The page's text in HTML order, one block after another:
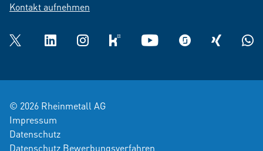
Kontakt aufnehmen
Twitter LinkedInInstagramkununu YouTube glassdoorXING
© 2026 Rheinmetall AG
Impressum
Datenschutz
Datenschutz Bewerbungsverfahren